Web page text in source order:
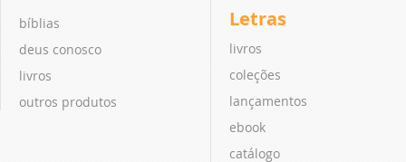
bíblias
deus conosco
livros
outros produtos
Letras
livros
coleções
lançamentos
ebook
catálogo